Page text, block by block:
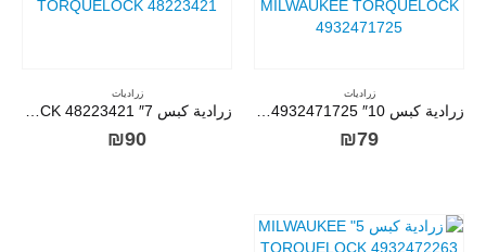
زراديات
₪79
زراديات
₪90